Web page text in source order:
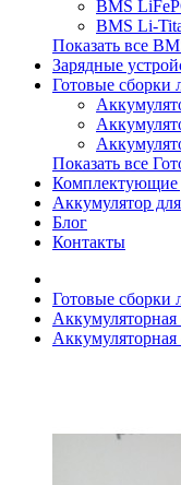
BMS
BMS Li-
Показать все
Зарядные
Готовые сборки
Показать все
Комплектующие
Аккумулятор
Блог
Контакты
Готовые сборки